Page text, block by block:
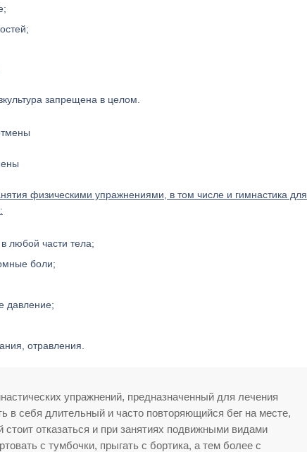
запрещена в целом.
физическими упражнениями, в том числе и гимнастика для
любой части тела;
боли;
давление;
отравления.
упражнений, предназначенный для лечения
в себя длительный и часто повторяющийся бег на месте,
отказаться и при занятиях подвижными видами
с тумбочки, прыгать с бортика, а тем более с